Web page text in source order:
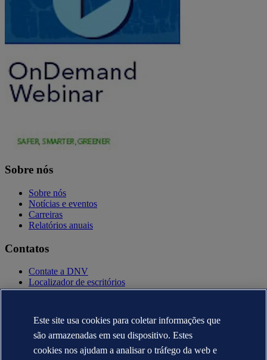
Sobre nós
Sobre nós
Notícias e eventos
Carreiras
Relatórios anuais
Contatos
Contate a DNV
Localizador de escritórios
Contatos para imprensa
Política de privacidade
Termo de uso
Copyright © DNV AS 2025
Informação sobre cookies
Este site usa cookies para coletar informações que
são armazenadas em seu dispositivo. Estes
cookies nos ajudam a analisar o tráfego da web e